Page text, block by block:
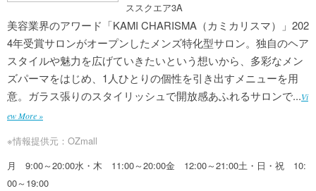
ススクエア3A
美容業界のアワード「KAMI CHARISMA（カミカリスマ）」202
4年受賞サロンがオープンしたメンズ特化型サロン。独自のヘア
スタイルや魅力を広げていきたいという想いから、多彩なメン
ズパーマをはじめ、1人ひとりの個性を引き出すメニューを用
意。ガラス張りのスタイリッシュで開放感あふれるサロンで...Vi
ew More »
※情報提供元：OZmall
月 9:00～20:00水・木 11:00～20:00金 12:00～21:00土・日・祝 10:
00～19:00